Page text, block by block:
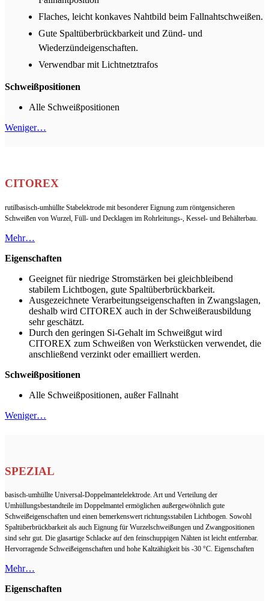
Flaches, leicht konkaves Nahtbild beim Fallnahtschweißen.
Gute Spaltüberbrückbarkeit und Zünd- und
Wiederzündeigenschaften.
Verwendbar mit Lichtnetztrafos
Schweißpositionen
Alle Schweißpositionen
Weniger…
CITOREX
rutilbasisch-umhüllte Stabelektrode mit besonderer Eignung zum röntgensicheren
Schweißen von Wurzel, Füll- und Decklagen im Rohrleitungs-, Kessel- und Behälterbau.
Mehr…
Eigenschaften
Geeignet für niedrige Stromstärken bei gleichbleibend
stabilem Lichtbogen, gute Spaltüberbrückbarkeit.
Ausgezeichnete Verarbeitungseigenschaften in Zwangslagen,
deshalb wird CITOREX auch in der Schweißerausbildung
sehr geschätzt.
Durch den geringen Si-Gehalt im Schweißgut wird
CITOREX zum Schweißen von Werkstücken verwendet, die
anschließend verzinkt oder emailliert werden.
Schweißpositionen
Alle Schweißpositionen, außer Fallnaht
Weniger…
SPEZIAL
basisch-umhüllte Universal-Doppelmantelelektrode. Art und Verteilung der
Umhüllungsbestandteile im Doppelmantel ermöglichen außergewöhnlich gute
Schweißeigenschaften und einen bemerkenswert richtungsstabilen Lichtbogen. Sowohl
Spaltüberbrückbarkeit als auch Eignung für Wurzelschweißungen und Zwangpositionen
sind sehr gut. Die glasartige Schlacke auf den feinschuppigen Nähten ist leicht entfernbar.
Hervorragende Schweißeigenschaften und hohe Kaltzähigkeit bis -30 °C. Eigenschaften
Mehr…
Eigenschaften